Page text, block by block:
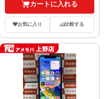
カートに入れる
お気に入り 比較する